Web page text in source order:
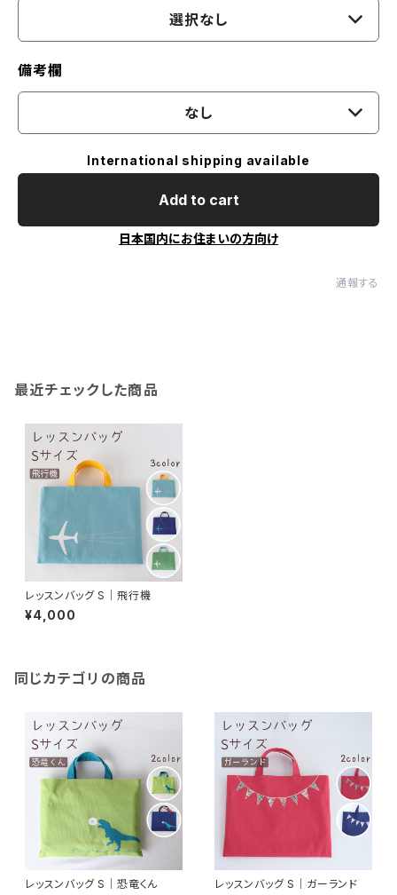
選択なし
備考欄
なし
International shipping available
Add to cart
日本国内にお住まいの方向け
通報する
最近チェックした商品
レッスンバッグ S｜飛行機
¥4,000
同じカテゴリの商品
レッスンバッグ S｜恐竜くん レッスンバッグ S｜ガーランド